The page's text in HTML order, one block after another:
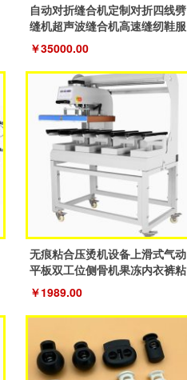
自动对折缝合机定制对折四线劈
缝机超声波缝合机高速缝纫鞋服
机
￥35000.00
无痕粘合压烫机设备上滑式气动
平板双工位侧骨机果冻内衣裤粘
合机
￥1989.00